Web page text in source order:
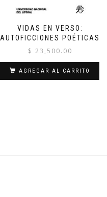
VIDAS EN VERSO:
AUTOFICCIONES POÉTICAS
$ 23,500.00
AGREGAR AL CARRITO